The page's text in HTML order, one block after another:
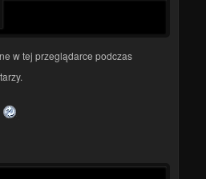
w tej przeglądarce podczas